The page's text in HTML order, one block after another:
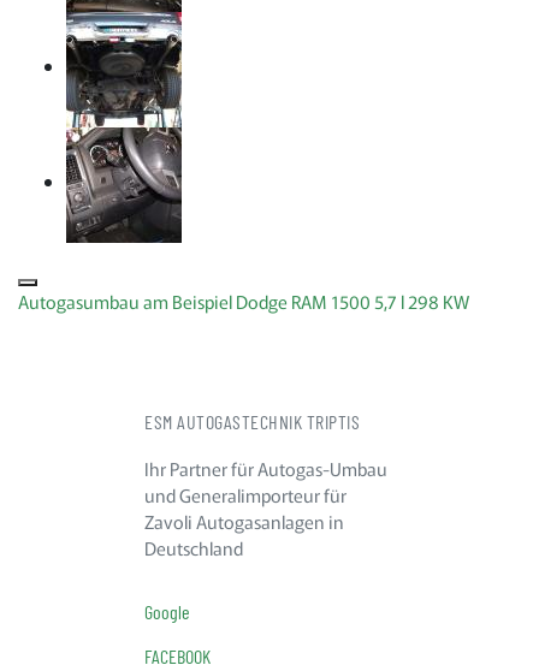
Autogasumbau am Beispiel Dodge RAM 1500 5,7 l 298 KW
ESM AUTOGASTECHNIK TRIPTIS
Ihr Partner für Autogas-Umbau
und Generalimporteur für
Zavoli Autogasanlagen in
Deutschland
Google
FACEBOOK